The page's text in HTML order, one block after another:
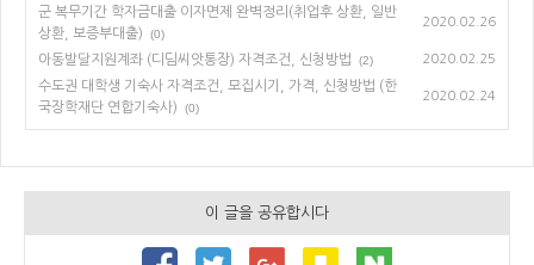
군 복무기간 학자금대출 이자면제 완벽정리(취업후 상환, 일반
상환, 보증부대출)
(0)
2020.02.26
아동발달지원계좌 (디딤씨앗통장) 자격조건, 신청방법 (2) 2020.02.25
수도권 대학생 기숙사 자격조건, 모집시기, 가격, 신청방법 (한
국장학재단 연합기숙사)
(0)
2020.02.24
이 글을 공유합시다